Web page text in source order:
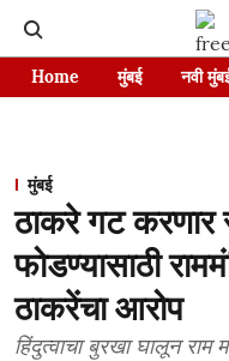
Home मुंबई नवी
मुंबई
ठाकरे गट करणार
फोडण्यासाठी
ठाकरेंचा आरोप
हिंदुत्वाचा बुरखा घालून राम